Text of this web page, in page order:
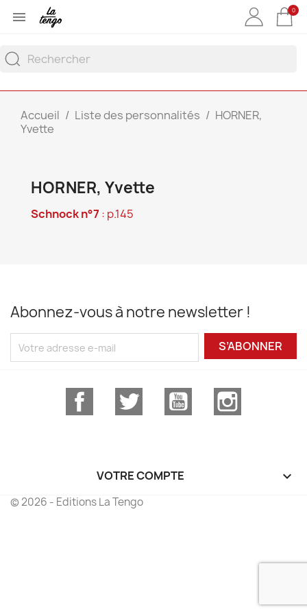
 0
Accueil Liste des personnalités
HORNER,
Yvette
HORNER, Yvette
Schnock n°7 : p.145
Abonnez-vous à notre newsletter !
S’ABONNER
Facebook Twitter YouTube
VOTRE COMPTE 
© 2026 - Editions La Tengo